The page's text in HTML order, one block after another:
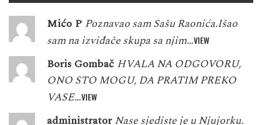
Mićo P Poznavao sam Sašu Raonića.Išao
sam na izviđače skupa sa njim…VIEW
Boris Gombač HVALA NA ODGOVORU,
ONO STO MOGU, DA PRATIM PREKO
VASE…VIEW
administrator Nase sjediste je u Njujorku.